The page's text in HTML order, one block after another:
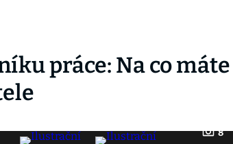
práce: Na co máte
8